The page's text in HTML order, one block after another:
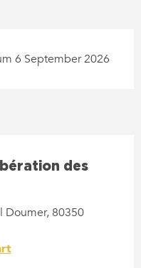
6 September 2026
des
Doumer, 80350